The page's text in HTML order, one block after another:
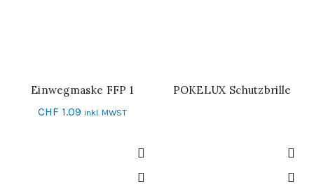
IN DEN WARENKORB
Einwegmaske FFP 1
CHF 1.09 inkl. MWST
WEITERLESEN
POKELUX Schutzbrille